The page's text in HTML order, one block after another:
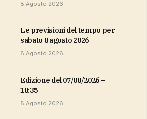
8 Agosto 2026
Le previsioni del tempo per
sabato 8 agosto 2026
8 Agosto 2026
Edizione del 07/08/2026 –
18:35
8 Agosto 2026